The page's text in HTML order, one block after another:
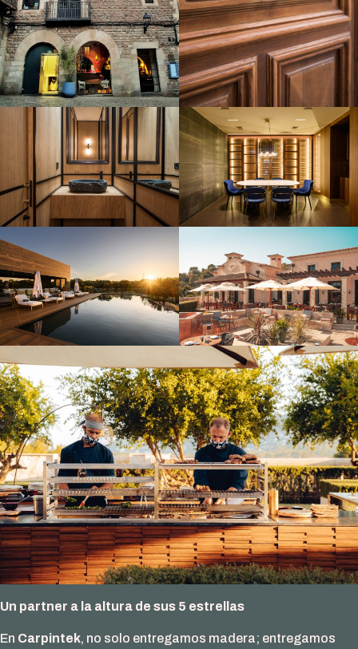
Un partner a la altura de sus 5 estrellas
En Carpintek, no solo entregamos madera; entregamos